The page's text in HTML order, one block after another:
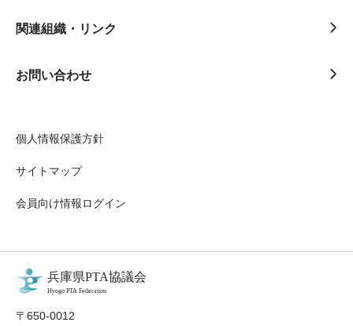
関連組織・リンク
お問い合わせ
個人情報保護方針
サイトマップ
会員向け情報ログイン
〒650-0012